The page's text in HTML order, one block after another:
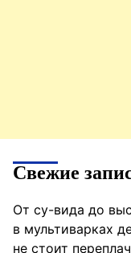
Свежие
От су-вида до
в мультиварках
не стоит